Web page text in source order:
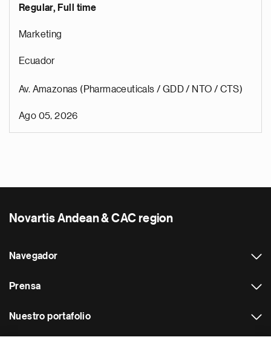
Regular, Full time
Marketing
Ecuador
Av. Amazonas (Pharmaceuticals / GDD / NTO / CTS)
Ago 05, 2026
Novartis Andean & CAC region
Navegador
Prensa
Nuestro portafolio